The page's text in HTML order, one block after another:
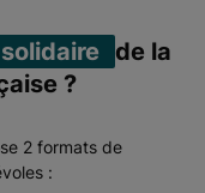
de la
?
2 formats de
: